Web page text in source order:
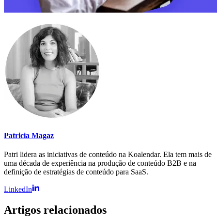
Patricia Magaz
Patri lidera as iniciativas de conteúdo na Koalendar. Ela tem mais de
uma década de experiência na produção de conteúdo B2B e na
definição de estratégias de conteúdo para SaaS.
LinkedIn
Artigos relacionados